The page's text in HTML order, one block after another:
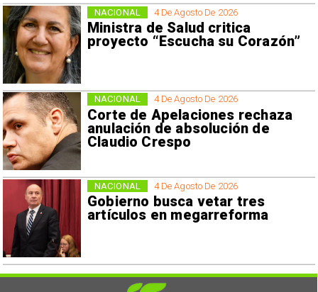
4 De Agosto De 2026
Ministra de Salud critica
proyecto “Escucha su Corazón”
NACIONAL
4 De Agosto De 2026
Corte de Apelaciones rechaza
anulación de absolución de
Claudio Crespo
NACIONAL
4 De Agosto De 2026
Gobierno busca vetar tres
artículos en megarreforma
NACIONAL